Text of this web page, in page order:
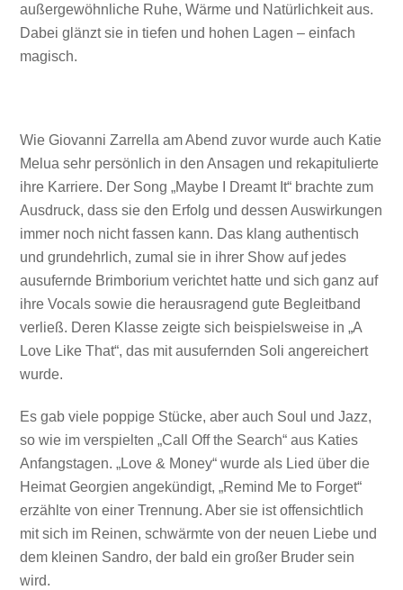
außergewöhnliche Ruhe, Wärme und Natürlichkeit aus.
Dabei glänzt sie in tiefen und hohen Lagen – einfach
magisch.
Wie Giovanni Zarrella am Abend zuvor wurde auch Katie
Melua sehr persönlich in den Ansagen und rekapitulierte
ihre Karriere. Der Song „Maybe I Dreamt It“ brachte zum
Ausdruck, dass sie den Erfolg und dessen Auswirkungen
immer noch nicht fassen kann. Das klang authentisch
und grundehrlich, zumal sie in ihrer Show auf jedes
ausufernde Brimborium verichtet hatte und sich ganz auf
ihre Vocals sowie die herausragend gute Begleitband
verließ. Deren Klasse zeigte sich beispielsweise in „A
Love Like That“, das mit ausufernden Soli angereichert
wurde.
Es gab viele poppige Stücke, aber auch Soul und Jazz,
so wie im verspielten „Call Off the Search“ aus Katies
Anfangstagen. „Love & Money“ wurde als Lied über die
Heimat Georgien angekündigt, „Remind Me to Forget“
erzählte von einer Trennung. Aber sie ist offensichtlich
mit sich im Reinen, schwärmte von der neuen Liebe und
dem kleinen Sandro, der bald ein großer Bruder sein
wird.